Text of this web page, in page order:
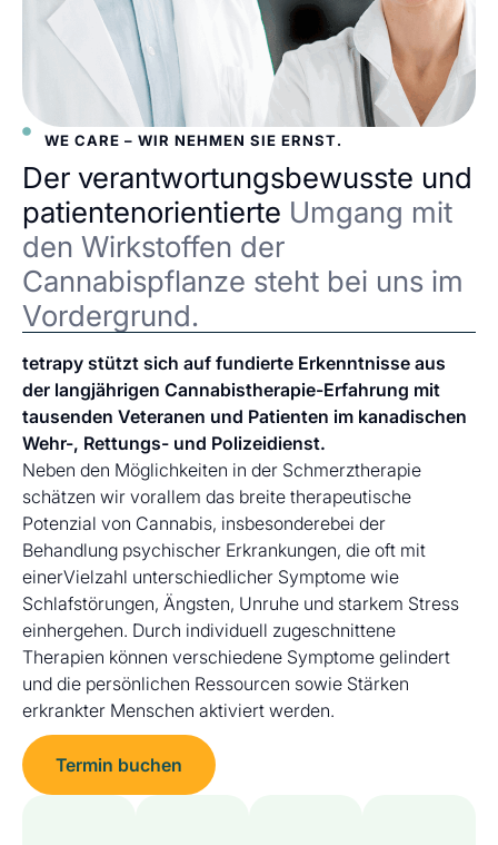
WE CARE – WIR NEHMEN SIE ERNST.
Der verantwortungsbewusste und
patientenorientierte Umgang mit
den Wirkstoffen der
Cannabispflanze steht bei uns im
Vordergrund.
tetrapy stützt sich auf fundierte Erkenntnisse aus
der langjährigen Cannabistherapie-Erfahrung mit
tausenden Veteranen und Patienten im kanadischen
Wehr-, Rettungs- und Polizeidienst.
Neben den Möglichkeiten in der Schmerztherapie
schätzen wir vorallem das breite therapeutische
Potenzial von Cannabis, insbesonderebei der
Behandlung psychischer Erkrankungen, die oft mit
einerVielzahl unterschiedlicher Symptome wie
Schlafstörungen, Ängsten, Unruhe und starkem Stress
einhergehen. Durch individuell zugeschnittene
Therapien können verschiedene Symptome gelindert
und die persönlichen Ressourcen sowie Stärken
erkrankter Menschen aktiviert werden.
Termin buchen